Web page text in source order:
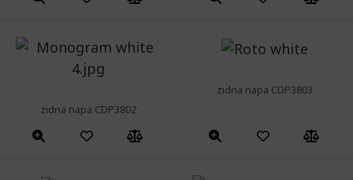
zidna napa CDP3802
zidna napa CDP3803